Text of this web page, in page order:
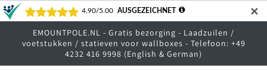
✕
Meteen
naar de
content
EMOUNTPOLE.NL - Gratis bezorging - Laadzuilen /
voetstukken / statieven voor wallboxes - Telefoon: +49
4232 416 9998 (English & German)